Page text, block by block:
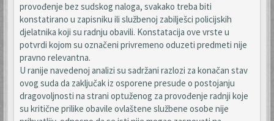
provođenje bez sudskog naloga, svakako treba biti
konstatirano u zapisniku ili službenoj zabilješci policijskih
djelatnika koji su radnju obavili. Konstatacija ove vrste u
potvrdi kojom su označeni privremeno oduzeti predmeti nije
pravno relevantna.
U ranije navedenoj analizi su sadržani razlozi za konačan stav
ovog suda da zaključak iz osporene presude o postojanju
dragovoljnosti na strani optuženog za provođenje radnji koje
su kritične prilike obavile ovlaštene službene osobe nije